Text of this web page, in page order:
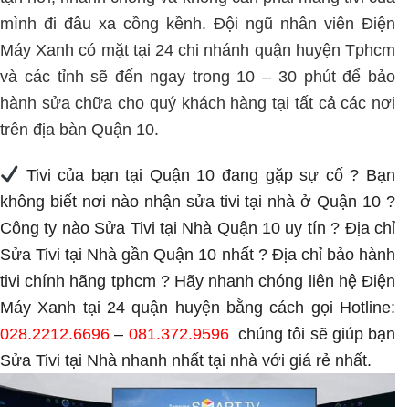
mình đi đâu xa cồng kềnh. Đội ngũ nhân viên Điện
Máy Xanh có mặt tại 24 chi nhánh quận huyện Tphcm
và các tỉnh sẽ đến ngay trong 10 – 30 phút để bảo
hành sửa chữa cho quý khách hàng tại tất cả các nơi
trên địa bàn Quận 10.
Tivi của bạn tại Quận 10 đang gặp sự cố ? Bạn
không biết nơi nào nhận sửa tivi tại nhà ở Quận 10 ?
Công ty nào Sửa Tivi tại Nhà Quận 10 uy tín ? Địa chỉ
Sửa Tivi tại Nhà gần Quận 10 nhất ? Địa chỉ bảo hành
tivi chính hãng tphcm ? Hãy nhanh chóng liên hệ Điện
Máy Xanh tại 24 quận huyện bằng cách gọi Hotline:
028.2212.6696 – 081.372.9596chúng tôi sẽ giúp bạn
Sửa Tivi tại Nhà nhanh nhất tại nhà với giá rẻ nhất.